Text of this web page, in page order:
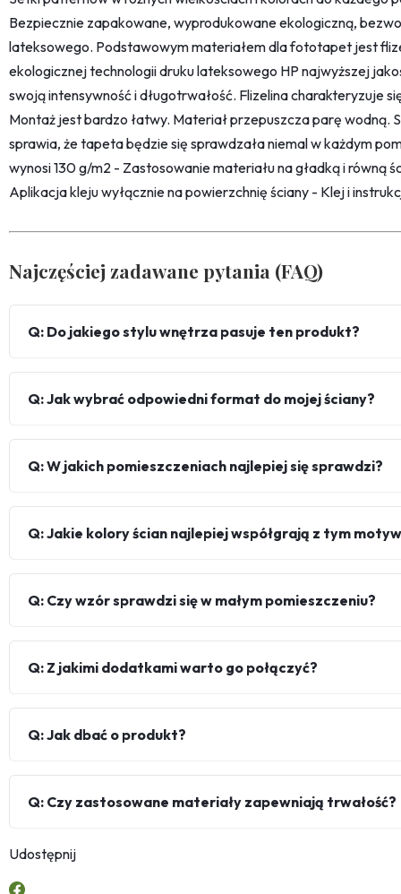
Bezpiecznie zapakowane, wyprodukowane ekologiczną,
lateksowego. Podstawowym materiałem dla fototapet jest
ekologicznej technologii druku lateksowego HP najwyższej
swoją intensywność i długotrwałość. Flizelina charakteryzuje
Montaż jest bardzo łatwy. Materiał przepuszcza parę wodną.
sprawia, że tapeta będzie się sprawdzała niemal w każdym
wynosi 130 g/m2 - Zastosowanie materiału na gładką i równą
Aplikacja kleju wyłącznie na powierzchnię ściany - Klej i
Najczęściej zadawane pytania (FAQ)
Q: Do jakiego stylu wnętrza pasuje ten produkt?
Q: Jak wybrać odpowiedni format do mojej ściany?
Q: W jakich pomieszczeniach najlepiej się sprawdzi?
Q: Jakie kolory ścian najlepiej współgrają z tym
Q: Czy wzór sprawdzi się w małym pomieszczeniu?
Q: Z jakimi dodatkami warto go połączyć?
Q: Jak dbać o produkt?
Q: Czy zastosowane materiały zapewniają trwałość?
Udostępnij